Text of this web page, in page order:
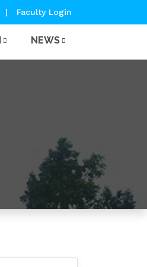
| Faculty Login
NEWS